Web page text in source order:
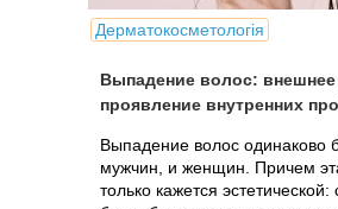
Дерматокосметологія
Выпадение волос: внешнее
проявление внутренних
Выпадение волос одинаково
мужчин, и женщин. Причем
только кажется эстетической: